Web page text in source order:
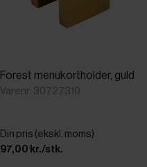
Forest menukortholder, guld
Varenr: 30727310
Din pris (ekskl. moms)
97,00 kr./stk.